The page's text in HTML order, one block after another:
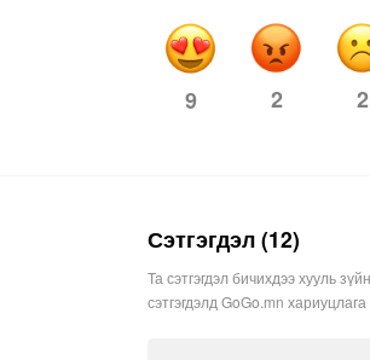
9 2 2
Сэтгэгдэл (12)
Та сэтгэгдэл бичихдээ хууль
сэтгэгдэлд GoGo.mn хариуцлага